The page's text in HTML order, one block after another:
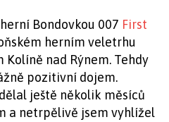
Bondovkou 007 First
herním veletrhu
Kolíně nad Rýnem. Tehdy
pozitivní dojem.
ještě několik měsíců
a netrpělivě jsem vyhlížel